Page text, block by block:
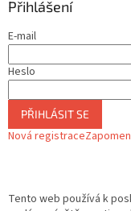
Přihlášení
E-mail
Heslo
PŘIHLÁSIT SE
Nová registrace
Tento web používá k